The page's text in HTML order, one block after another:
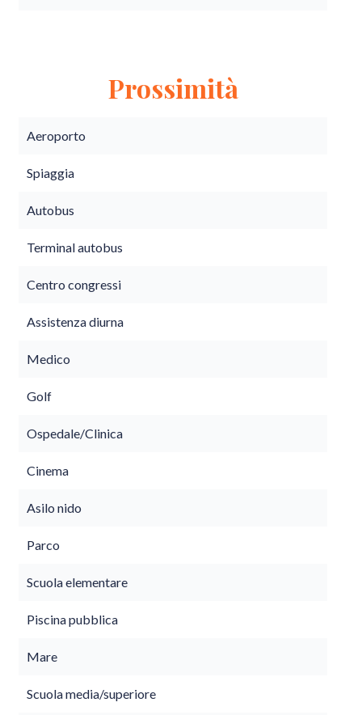
Prossimità
Aeroporto
Spiaggia
Autobus
Terminal autobus
Centro congressi
Assistenza diurna
Medico
Golf
Ospedale/Clinica
Cinema
Asilo nido
Parco
Scuola elementare
Piscina pubblica
Mare
Scuola media/superiore